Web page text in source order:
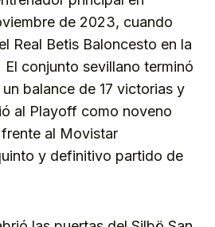
de 2023, cuando
Real Betis Baloncesto en la
El conjunto sevillano terminó
balance de 17 victorias y
al Playoff como noveno
al Movistar
y definitivo partido de